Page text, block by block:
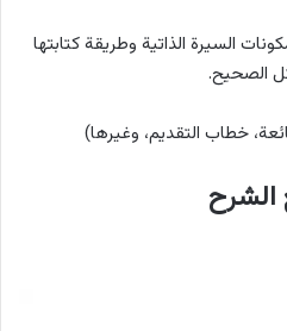
السيرة الذاتية وطريقة كتابتها
الصحيح.
خطاب التقديم، وغيرها)
الشرح